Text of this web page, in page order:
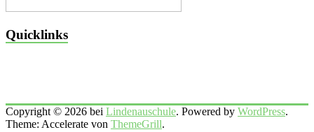
Quicklinks
Copyright © 2026 bei Lindenauschule. Powered by WordPress.
Theme: Accelerate von ThemeGrill.